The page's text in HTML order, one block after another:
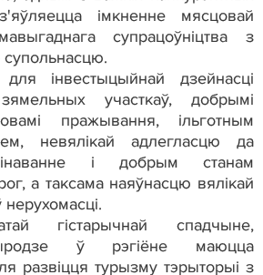
імкненне мясцовай
супрацоўніцтва з
інвестыцыйнай дзейнасці
участкаў, добрымі
пражывання, ільготным
невялікай адлегласцю да
і добрым станам
а таксама наяўнасцю вялікай
нерухомасці.
гістарычнай спадчыне,
ў рэгіёне маюцца
развіцця турызму тэрыторыі з